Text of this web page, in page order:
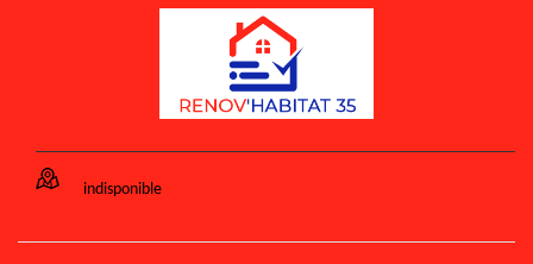
indisponible